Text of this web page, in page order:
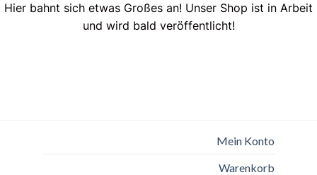
Hier bahnt sich etwas Großes an! Unser Shop ist in Arbeit
und wird bald veröffentlicht!
Mein Konto
Warenkorb